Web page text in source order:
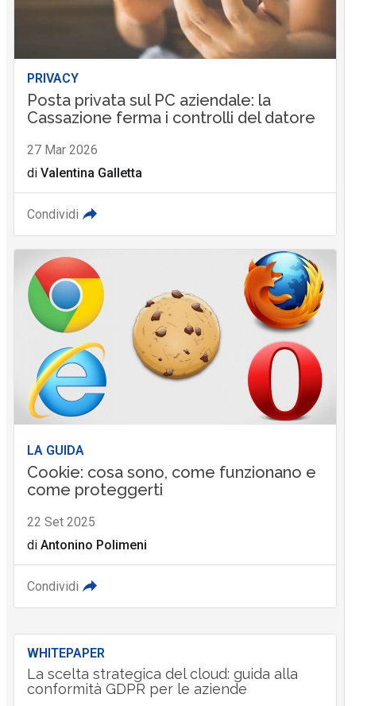
PRIVACY
Posta privata sul PC aziendale: la
Cassazione ferma i controlli del datore
27 Mar 2026
di Valentina Galletta
Condividi
LA GUIDA
Cookie: cosa sono, come funzionano e
come proteggerti
22 Set 2025
di Antonino Polimeni
Condividi
WHITEPAPER
La scelta strategica del cloud: guida alla
conformità GDPR per le aziende